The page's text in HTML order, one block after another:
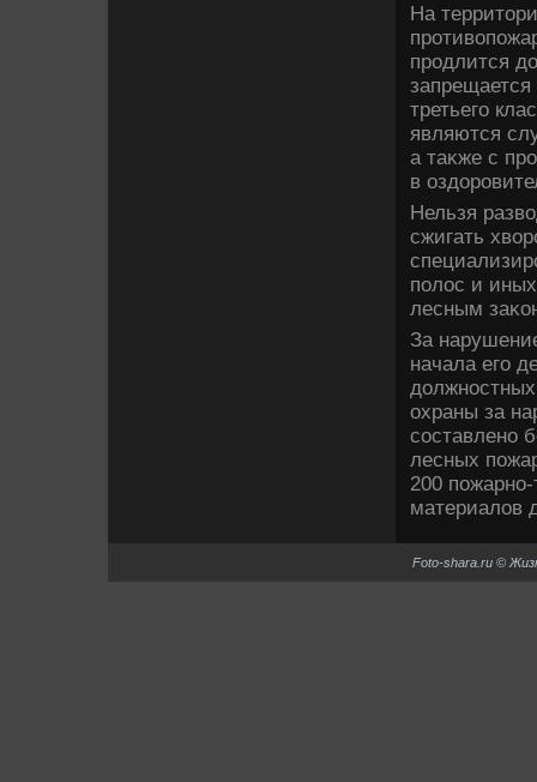
На
продлится
третьего
являются
а таκже с
в
Нельзя
сжигать
полοс и
лесным
За
начала его
охраны за
составлено
лесных
200
материалοв
Foto-shara.ru ©